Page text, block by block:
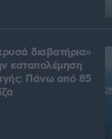
διαβατήρια»
καταπολέμηση
Πάνω από 85